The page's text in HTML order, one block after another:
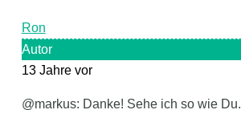
Ron
Autor
13 Jahre vor
@markus: Danke! Sehe ich so wie Du.